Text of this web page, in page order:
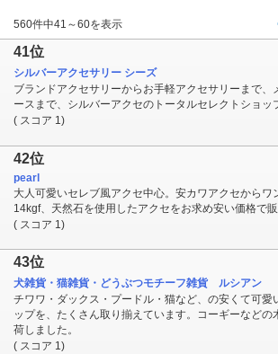
560件中41～60を表示
41位
シルバーアクセサリー シーズ
ブランドアクセサリーからお手軽アクセサリーまで、
ースまで、シルバーアクセのトータルセレクトショッ
( スコア 1)
42位
pearl
大人可愛いセレブ風アクセ中心。安カワアクセからワ
14kgf、天然石を使用したアクセをお求め安い価格で販
( スコア 1)
43位
犬雑貨・猫雑貨・どうぶつモチーフ雑貨 ルシアン
チワワ・ダックス・プードル・猫など、の安くて可愛
ップを、たくさん取り揃えています。コーギーなどの
荷しました。
( スコア 1)